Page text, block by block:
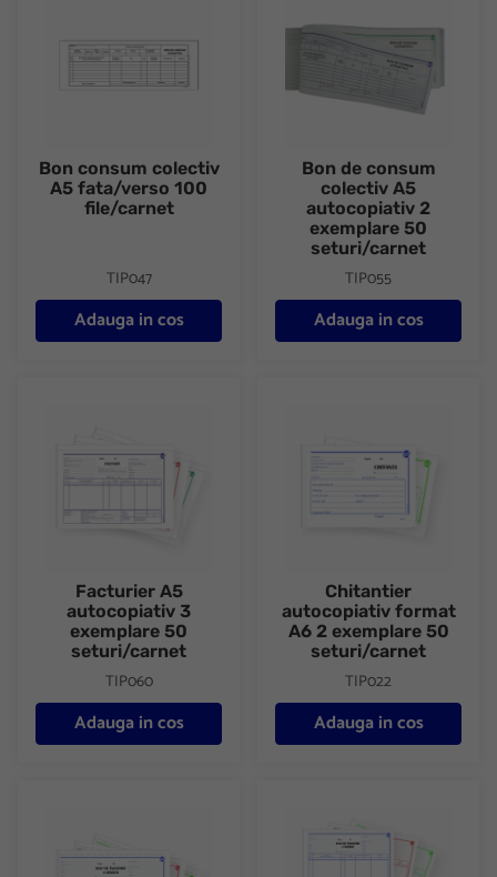
Bon consum colectiv
A5 fata/verso 100
file/carnet
TIP047
Adauga in cos
Bon de consum
colectiv A5
autocopiativ 2
exemplare 50
seturi/carnet
TIP055
Adauga in cos
Facturier A5
autocopiativ 3
exemplare 50
seturi/carnet
TIP060
Adauga in cos
Chitantier
autocopiativ format
A6 2 exemplare 50
seturi/carnet
TIP022
Adauga in cos